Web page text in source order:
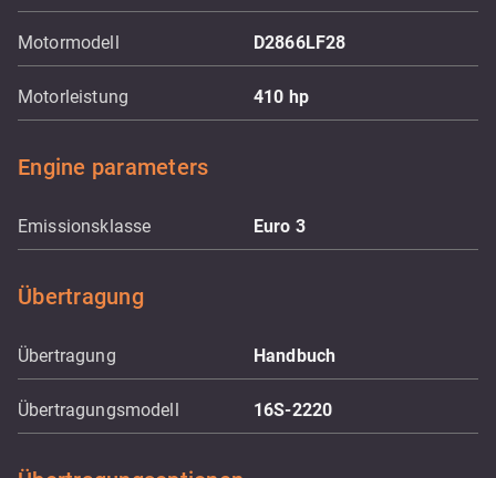
Motormodell D2866LF28
Motorleistung 410 hp
Engine parameters
Emissionsklasse Euro 3
Übertragung
Übertragung Handbuch
Übertragungsmodell 16S-2220